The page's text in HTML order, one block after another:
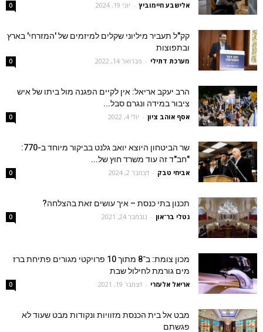
‫אלישבע חיימוביץ - יוני 19, 2024 0
קק"ל תעביר מיליוני שקלים למיזמים של 'המזרחי' בארץ
ובתפוצות
מערכת דתילי - פברואר 14, 2022 0
הרב יעקב אריאל: אין לקיים הפגנה מול ביתו של איש
ציבור במידה ונגרם סבל...
אסף אוהב ציון - יולי 4, 2022 0
שר הביטחון היוצא יואב גלנט בביקור מיוחד ב-770:
"חב"ד זה עוד משרד חוץ של...
אביחי טבק - דצמבר 2, 2024 0
תכנון בתי כנסת – איך עושים זאת בהצלחה?
נטלי בר־און - נובמבר 24, 2021 0
מכון צומת: ב־8 מתוך 10 פרויקטי מגורים פתיחת ברז
מים גורמת לחילול שבת
אריאל אלעזרי - דצמבר 19, 2021 0
מבט אל בית הכנסת מזוויות ונקודות מבט שעוד לא
פגשתם